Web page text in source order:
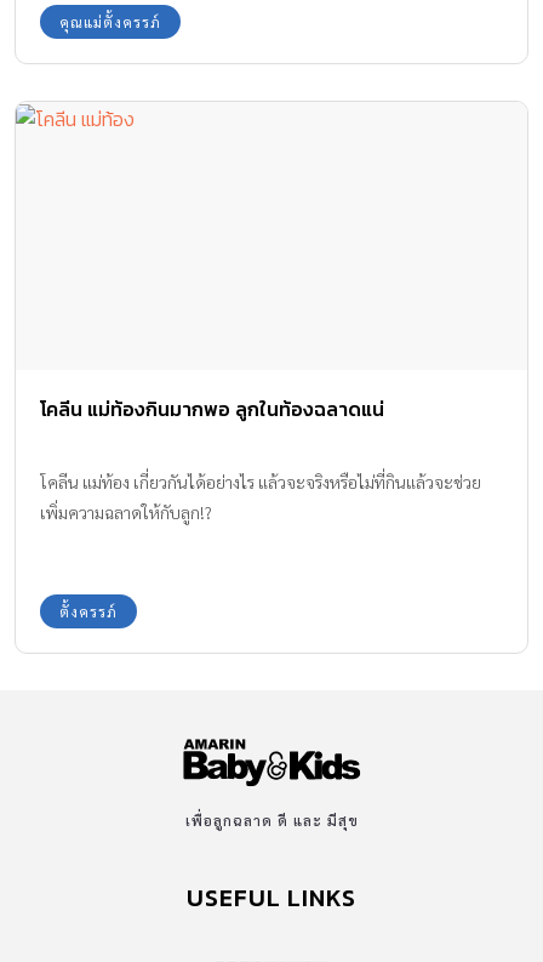
บางชนิดที่อันตรายกับแม่ท้อง ทีมงาน Amarin Baby & Kids มี 9
สมุนไพรอันตราย ที่คุณแม่ท้องต้องระวังไม่ควรนำมาใช้บำรุงสุขภาพ
สรรพคุณเป็นยาอย่างดี สมุนไพรต่างชนิดก็มีสรรพคุณต่างกัน หากนำมา
ลูก ฤทธิ์ยาช่วยให้ประจำเดือนมาเป็นปกติ ซึ่งหากนำตังกุยมาทานบำรุง
เพราะอาจส่งผลกระทบทำให้แท้งลูก ! 2. โรมัน คาโมมายล์
(Chamomile Roman) สรรพคุณคือ ช่วยทำให้สงบ ผ่อนคลายจาก
คุณแม่ตั้งครรภ์
โคลีน แม่ท้องกินมากพอ ลูกในท้องฉลาดแน่
โคลีน แม่ท้อง เกี่ยวกันได้อย่างไร แล้วจะจริงหรือไม่ที่กินแล้วจะช่วย
เพิ่มความฉลาดให้กับลูก!?
ตั้งครรภ์
เพื่อลูกฉลาด ดี และ มีสุข
USEFUL LINKS